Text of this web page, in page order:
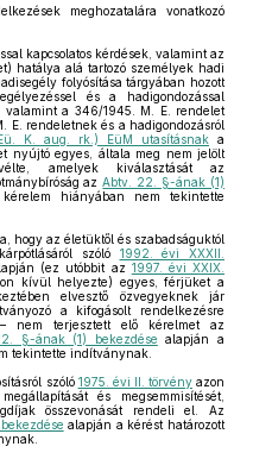
meghozatalára vonatkozó
kapcsolatos kérdések, valamint az
hatálya alá tartozó személyek hadi
folyósítása tárgyában hozott
és a hadigondozással
valamint a 346/1945. M. E. rendelet
E. rendeletnek és a hadigondozásról
K. aug. rk.) EüM utasításnak a
nyújtó egyes, általa meg nem jelölt
vélte, amelyek kiválasztását az
azAbtv. 22. §-ának (1)
hiányában nem tekintette
hogy az életüktől és szabadságuktól
szóló 1992. évi XXXII.
(ez utóbbit az 1997. évi XXIX.
kívül helyezte) egyes, férjüket a
elvesztő özvegyeknek jár
a kifogásolt rendelkezésre
nem terjesztett elő kérelmet az
§-ának (1) bekezdése alapján a
tekintette indítványnak.
szóló 1975. évi II. törvényazon
és megsemmisítését,
összevonását rendeli el. Az
alapján a kérést határozott